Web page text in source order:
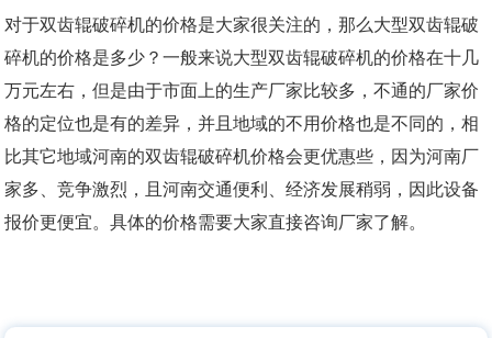
对于双齿辊破碎机的价格是大家很关注的，那么大型双齿辊破
碎机的价格是多少？一般来说大型双齿辊破碎机的价格在十几
万元左右，但是由于市面上的生产厂家比较多，不通的厂家价
格的定位也是有的差异，并且地域的不用价格也是不同的，相
比其它地域河南的双齿辊破碎机价格会更优惠些，因为河南厂
家多、竞争激烈，且河南交通便利、经济发展稍弱，因此设备
报价更便宜。具体的价格需要大家直接咨询厂家了解。